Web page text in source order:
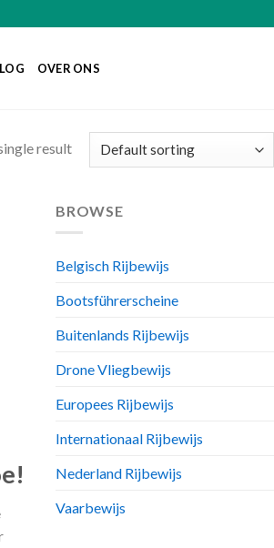
OVER ONS
result
BROWSE
Belgisch Rijbewijs
Bootsführerscheine
Buitenlands Rijbewijs
Drone Vliegbewijs
Europees Rijbewijs
Internationaal Rijbewijs
Nederland Rijbewijs
Vaarbewijs